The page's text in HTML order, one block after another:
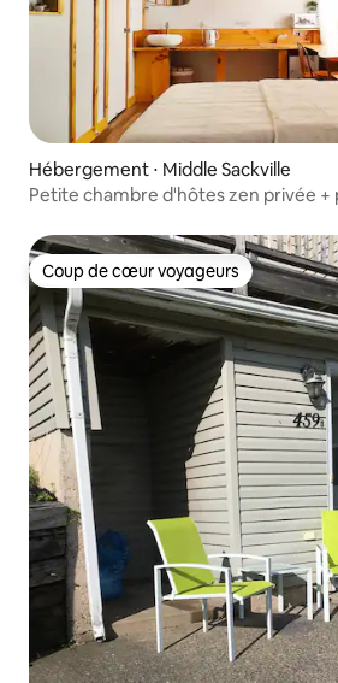
Hébergement ⋅ Middle Sackville
Petite chambre d'hôtes zen privée
Coup de cœur voyageurs
Coup de cœur voyageurs